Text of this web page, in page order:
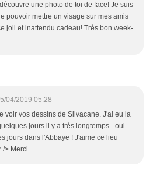
une photo de toi de face! Je suis
pouvoir mettre un visage sur mes amis
joli et inattendu cadeau! Très bon week-
04/2019 05:28
voir vos dessins de Silvacane. J'ai eu la
jours il y a très longtemps - oui
jours dans l'Abbaye ! J'aime ce lieu
/> Merci.